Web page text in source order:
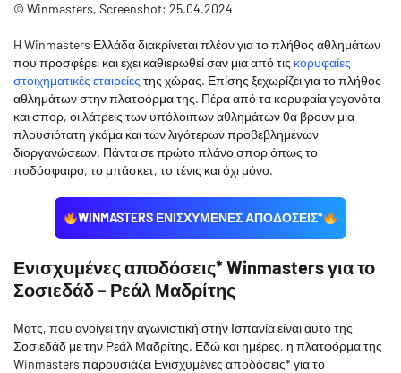
© Winmasters, Screenshot: 25.04.2024
H Winmasters Ελλάδα διακρίνεται πλέον για το πλήθος αθλημάτων
που προσφέρει και έχει καθιερωθεί σαν μια από τις κορυφαίες
στοιχηματικές εταιρείες της χώρας. Επίσης ξεχωρίζει για το πλήθος
αθλημάτων στην πλατφόρμα της. Πέρα από τα κορυφαία γεγονότα
και σπορ, οι λάτρεις των υπόλοιπων αθλημάτων θα βρουν μια
πλουσιότατη γκάμα και των λιγότερων προβεβλημένων
διοργανώσεων. Πάντα σε πρώτο πλάνο σπορ όπως το
ποδόσφαιρο, το μπάσκετ, το τένις και όχι μόνο.
WINMASTERS ΕΝΙΣΧΥΜΕΝΕΣ ΑΠΟΔΟΣΕΙΣ*
Ενισχυμένες αποδόσεις* Winmasters για το
Σοσιεδάδ – Ρεάλ Μαδρίτης
Ματς, που ανοίγει την αγωνιστική στην Ισπανία είναι αυτό της
Σοσιεδάδ με την Ρεάλ Μαδρίτης. Εδώ και ημέρες, η πλατφόρμα της
Winmasters παρουσιάζει Ενισχυμένες αποδόσεις* για το